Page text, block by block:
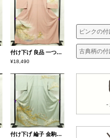
ピンクの
古典柄の付
付け下げ 良品 一つ紋付き 正絹 風景柄 袷仕立て 身丈164.5cm 裄丈67.5cm 箔 一部しつけ糸付き 金彩 ピンク
¥18,490
付け下げ 綸子 金駒刺繍 正絹 木の葉・植物柄 袷仕立て 身丈162.5cm 裄丈68.5cm リサイクル着物 一部しつけ糸付き 着物 箔 金彩 入学式 卒業式 七五三 お宮参り フォーマル 緑・うぐいす色